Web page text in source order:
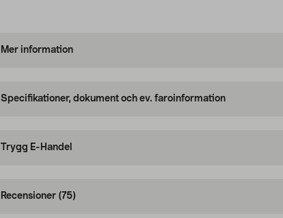
Mer information
Specifikationer, dokument och ev. faroinformation
Trygg E-Handel
Recensioner (75)